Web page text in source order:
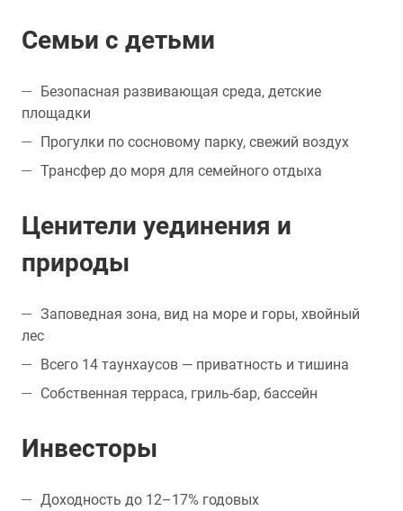
Семьи с детьми
Безопасная развивающая среда, детские
площадки
Прогулки по сосновому парку, свежий воздух
Трансфер до моря для семейного отдыха
Ценители уединения и
природы
Заповедная зона, вид на море и горы, хвойный
лес
Всего 14 таунхаусов — приватность и тишина
Собственная терраса, гриль-бар, бассейн
Инвесторы
Доходность до 12–17% годовых